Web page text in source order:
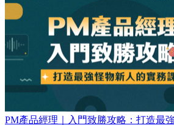
PM產品經理｜入門致勝攻略：打造最